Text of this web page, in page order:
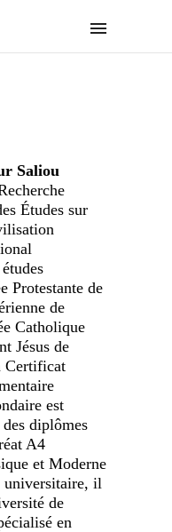
Saliou
Études sur
Protestante de
de
Catholique
Jésus de
Certificat
est
diplômes
A4
et Moderne
universitaire, il
de
en